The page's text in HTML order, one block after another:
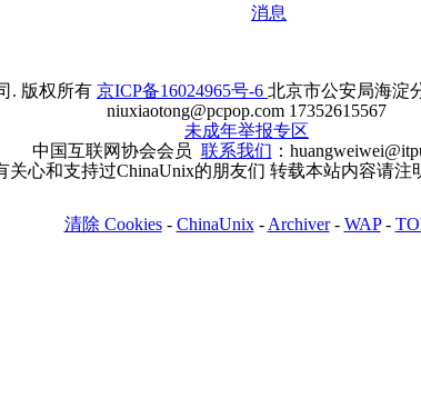
消息
. 版权所有 京ICP备16024965号-6 北京市公安局海淀
niuxiaotong@pcpop.com 17352615567
未成年举报专区
中国互联网协会会员 联系我们 ：
关心和支持过ChinaUnix的朋友们 转载本站内容请注
清除 Cookies- ChinaUnix- Archiver- WAP-